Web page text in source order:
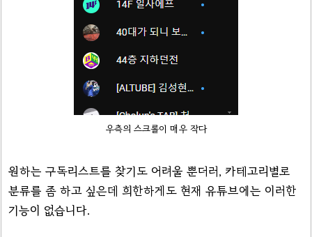
우측의 스크롤이 매우 작다
원하는 구독리스트를 찾기도 어려울 뿐더러, 카테고리별로
분류를 좀 하고 싶은데 희한하게도 현재 유튜브에는 이러한
기능이 없습니다.